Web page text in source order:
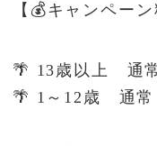
【💰キャンペーン
🌴 13歳以上 通
🌴 1～12歳 通